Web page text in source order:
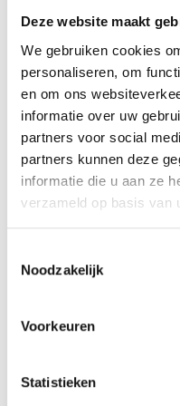
Deze website maakt
We gebruiken cookies
personaliseren, om
en om ons
informatie over uw
partners voor social
partners kunnen deze
informatie die u aan ze
verzameld op basis van
Noodzakelijk
Voorkeuren
Statistieken
Personen
30-34
35-39
40-44
45-50
55-62
63-65
persoon ook wijzigen.